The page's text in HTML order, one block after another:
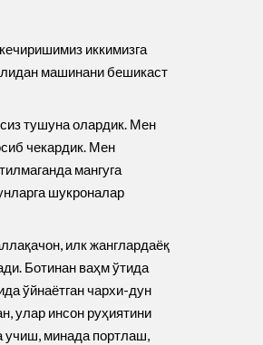
иккимизга
машинани бешикаст
тушуна олардик. Мен
чекардик. Мен
мангуга
шукроналар
илк жанглардаёқ
Ботинан ваҳм ўтида
ўйнаётган чархи-дун
улар инсон руҳиятини
учиш, минада портлаш,